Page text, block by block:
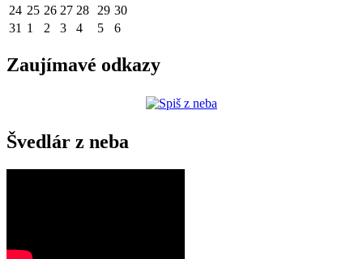
24 25 26 27 28 29 30
31 1 2 3 4 5 6
Zaujímavé odkazy
Švedlár z neba